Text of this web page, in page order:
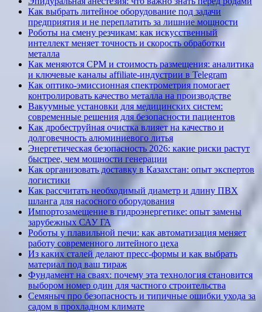
Как выбрать литейное оборудование под задачи
предприятия и не переплатить за лишние мощности
Роботы на смену резчикам: как искусственный
интеллект меняет точность и скорость обработки
металла
Как меняются CPM и стоимость размещения: аналитика
и ключевые каналы affiliate-индустрии в Telegram
Как оптико-эмиссионная спектрометрия помогает
контролировать качество металла на производстве
Вакуумные установки для медицинских систем:
современные решения для безопасности пациентов
Как дробеструйная очистка влияет на качество и
долговечность алюминиевого литья
Энергетическая безопасность 2026: какие риски растут
быстрее, чем мощности генерации
Как организовать доставку в Казахстан: опыт экспертов
логистики
Как рассчитать необходимый диаметр и длину ПВХ
шланга для насосного оборудования
Импортозамещение в гидроэнергетике: опыт замены
зарубежных САУ ГА
Роботы у плавильной печи: как автоматизация меняет
работу современного литейного цеха
Из каких сталей делают пресс-формы и как выбрать
материал под ваш тираж
Фундамент на сваях: почему эта технология становится
выбором номер один для частного строительства
Семяныч про безопасность и типичные ошибки ухода за
садом в прохладном климате